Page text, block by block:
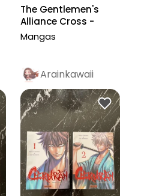
The Gentlemen's
Alliance Cross -
Tome 1
Mangas
Arainkawaii